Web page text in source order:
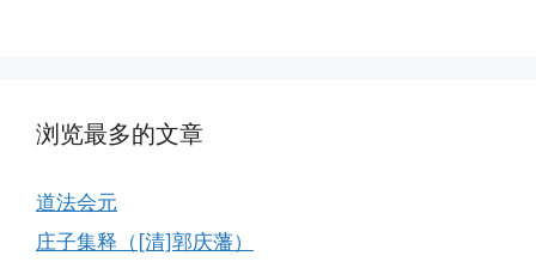
浏览最多的文章
道法会元
庄子集释（[清]郭庆藩）